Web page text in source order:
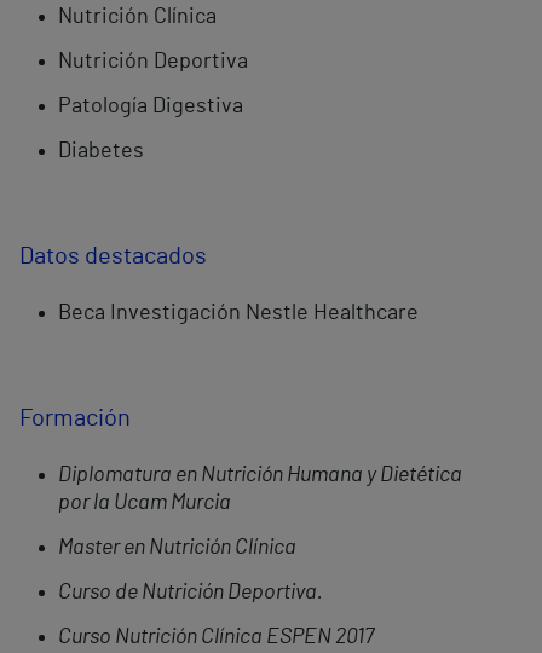
Nutrición Clínica
Nutrición Deportiva
Patología Digestiva
Diabetes
Datos destacados
Beca Investigación Nestle Healthcare
Formación
Diplomatura en Nutrición Humana y Dietética
por la Ucam Murcia
Master en Nutrición Clínica
Curso de Nutrición Deportiva.
Curso Nutrición Clínica ESPEN 2017